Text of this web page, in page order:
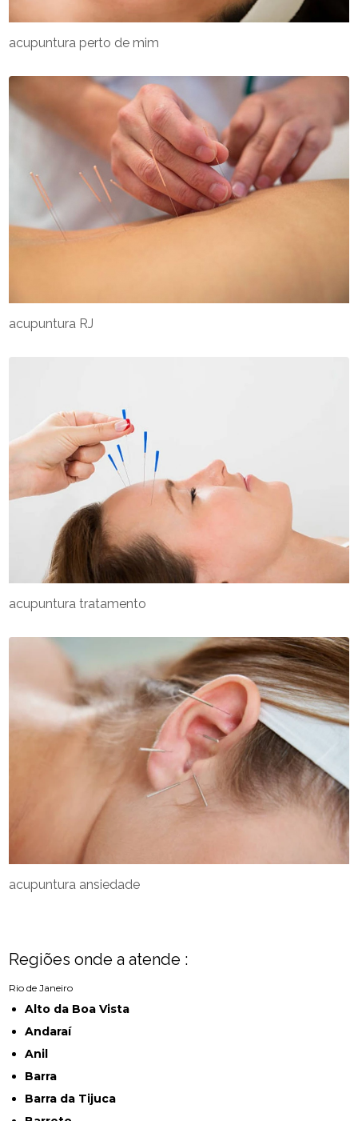
acupuntura ansiedade
acupuntura tratamento
acupuntura RJ
acupuntura perto de mim
Regiões onde a atende :
Rio de Janeiro
Alto da Boa Vista
Andaraí
Anil
Barra
Barra da Tijuca